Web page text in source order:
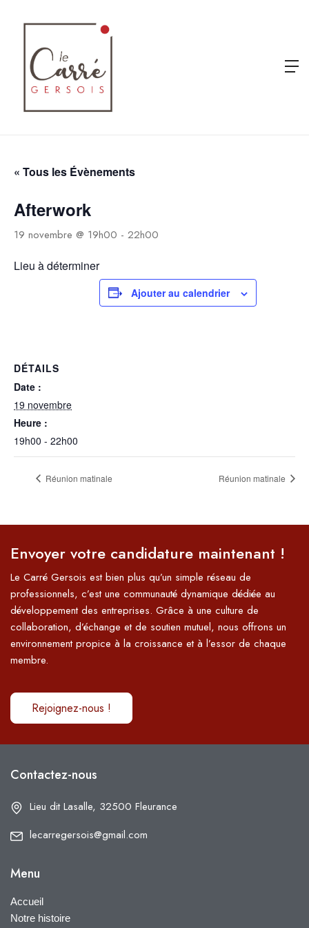
« Tous les Évènements
Afterwork
19 novembre @ 19h00 - 22h00
Lieu à déterminer
Ajouter au calendrier
DÉTAILS
Date :
19 novembre
Heure :
19h00 - 22h00
Réunion matinale Réunion matinale
Envoyer votre candidature maintenant !
Le Carré Gersois est bien plus qu’un simple réseau de
professionnels, c’est une communauté dynamique dédiée au
développement des entreprises. Grâce à une culture de
collaboration, d’échange et de soutien mutuel, nous offrons un
environnement propice à la croissance et à l’essor de chaque
membre.
Rejoignez-nous !
Contactez-nous
Lieu dit Lasalle, 32500 Fleurance
lecarregersois@gmail.com
Menu
Accueil
Notre histoire